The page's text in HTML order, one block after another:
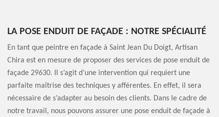
LA POSE ENDUIT DE FAÇADE : NOTRE SPÉCIALITÉ
En tant que peintre en façade à Saint Jean Du Doigt, Artisan
Chira est en mesure de proposer des services de pose enduit de
façade 29630. Il s’agit d’une intervention qui requiert une
parfaite maîtrise des techniques y afférentes. En effet, il sera
nécessaire de s’adapter au besoin des clients. Dans le cadre de
notre travail, nous pouvons assurer une pose enduit de façade à